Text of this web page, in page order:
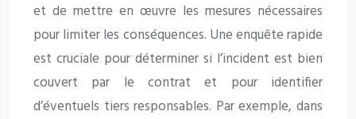
et de mettre en œuvre les mesures nécessaires
pour limiter les conséquences. Une enquête rapide
est cruciale pour déterminer si l’incident est bien
couvert par le contrat et pour identifier
d’éventuels tiers responsables. Par exemple, dans